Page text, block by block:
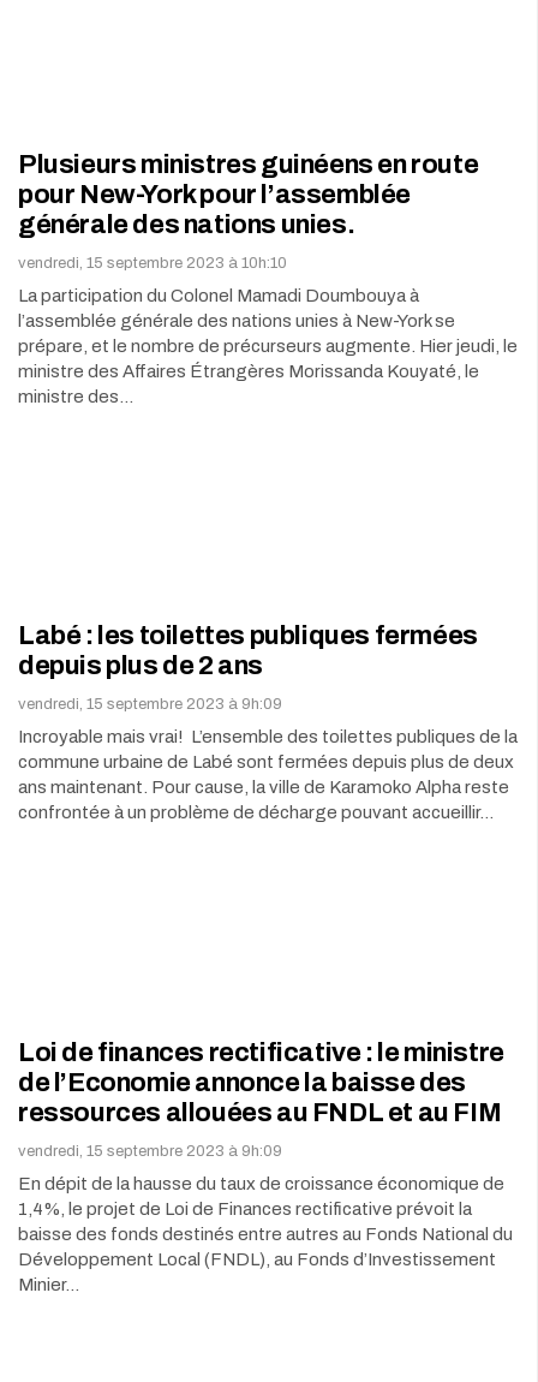
Plusieurs ministres guinéens en route
pour New-York pour l’assemblée
générale des nations unies.
vendredi, 15 septembre 2023 à 10h:10
La participation du Colonel Mamadi Doumbouya à
l’assemblée générale des nations unies à New-York se
prépare, et le nombre de précurseurs augmente. Hier jeudi, le
ministre des Affaires Étrangères Morissanda Kouyaté, le
ministre des…
Labé : les toilettes publiques fermées
depuis plus de 2 ans
vendredi, 15 septembre 2023 à 9h:09
Incroyable mais vrai! L’ensemble des toilettes publiques de la
commune urbaine de Labé sont fermées depuis plus de deux
ans maintenant. Pour cause, la ville de Karamoko Alpha reste
confrontée à un problème de décharge pouvant accueillir…
Loi de finances rectificative : le ministre
de l’Economie annonce la baisse des
ressources allouées au FNDL et au FIM
vendredi, 15 septembre 2023 à 9h:09
En dépit de la hausse du taux de croissance économique de
1,4%, le projet de Loi de Finances rectificative prévoit la
baisse des fonds destinés entre autres au Fonds National du
Développement Local (FNDL), au Fonds d’Investissement
Minier…